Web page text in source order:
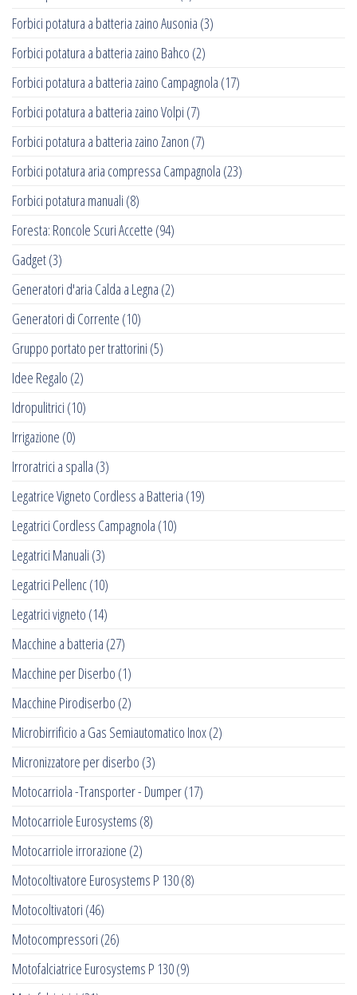
Forbici potatura a batteria zaino Ausonia (3)
Forbici potatura a batteria zaino Bahco (2)
Forbici potatura a batteria zaino Campagnola (17)
Forbici potatura a batteria zaino Volpi (7)
Forbici potatura a batteria zaino Zanon (7)
Forbici potatura aria compressa Campagnola (23)
Forbici potatura manuali (8)
Foresta: Roncole Scuri Accette (94)
Gadget(3)
Generatori d'aria Calda a Legna (2)
Generatori di Corrente (10)
Gruppo portato per trattorini (5)
Idee Regalo (2)
Idropulitrici (10)
Irrigazione (0)
Irroratrici a spalla (3)
Legatrice Vigneto Cordless a Batteria (19)
Legatrici Cordless Campagnola (10)
Legatrici Manuali (3)
Legatrici Pellenc(10)
Legatrici vigneto (14)
Macchine a batteria (27)
Macchine per Diserbo (1)
Macchine Pirodiserbo (2)
Microbirrificio a Gas Semiautomatico Inox(2)
Micronizzatore per diserbo (3)
Motocarriola -Transporter - Dumper(17)
Motocarriole Eurosystems (8)
Motocarriole irrorazione (2)
Motocoltivatore Eurosystems P 130(8)
Motocoltivatori (46)
Motocompressori (26)
Motofalciatrice Eurosystems P 130(9)